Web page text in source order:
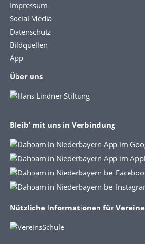
Impressum
Social Media
Datenschutz
Bildquellen
App
Über uns
Bleib' mit uns in Verbindung
Nützliche Informationen für Vereine